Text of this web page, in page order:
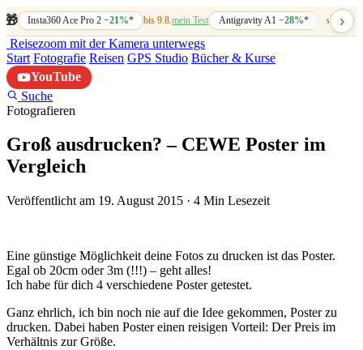
🎁 Insta360 Ace Pro 2−21%* bis 9.8.mein Test Antigravity A1 −28%* bis 7.8.
›
Reisezoom mit der Kamera unterwegs
Start Fotografie Reisen GPS Studio Bücher & Kurse
YouTube
Suche
Fotografieren
Groß ausdrucken? – CEWE Poster im
Vergleich
Veröffentlicht am 19. August 2015 · 4 Min Lesezeit
Eine günstige Möglichkeit deine Fotos zu drucken ist das Poster.
Egal ob 20cm oder 3m (!!!) – geht alles!
Ich habe für dich 4 verschiedene Poster getestet.
Ganz ehrlich, ich bin noch nie auf die Idee gekommen, Poster zu
drucken. Dabei haben Poster einen reisigen Vorteil: Der Preis im
Verhältnis zur Größe.